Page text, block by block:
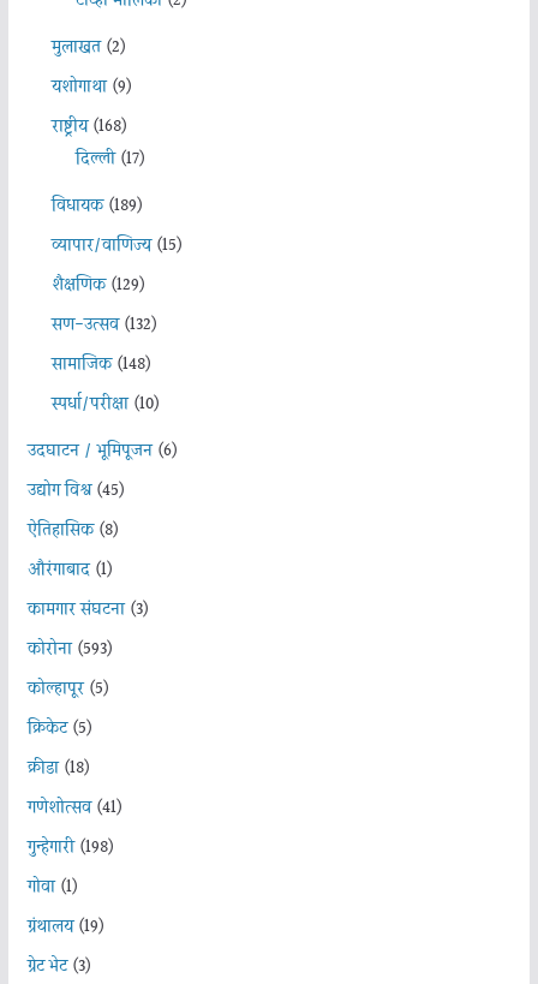
मुलाखत(2)
यशोगाथा(9)
राष्ट्रीय(168)
दिल्ली(17)
विधायक(189)
व्यापार/वाणिज्य(15)
शैक्षणिक(129)
सण-उत्सव(132)
सामाजिक(148)
स्पर्धा/परीक्षा(10)
उदघाटन / भूमिपूजन(6)
उद्योग विश्व(45)
ऐतिहासिक(8)
औरंगाबाद(1)
कामगार संघटना(3)
कोरोना(593)
कोल्हापूर(5)
क्रिकेट(5)
क्रीडा(18)
गणेशोत्सव(41)
गुन्हेगारी(198)
गोवा(1)
ग्रंथालय(19)
ग्रेट भेट(3)